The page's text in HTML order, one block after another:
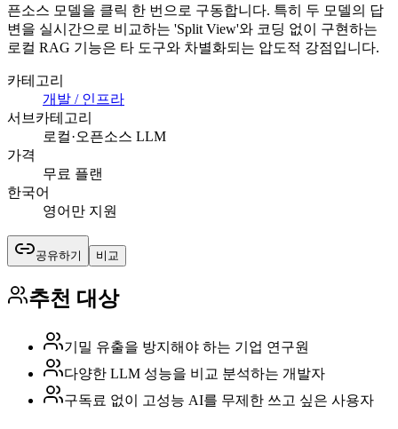
픈소스 모델을 클릭 한 번으로 구동합니다. 특히 두 모델의 답
변을 실시간으로 비교하는 'Split View'와 코딩 없이 구현하는
로컬 RAG 기능은 타 도구와 차별화되는 압도적 강점입니다.
카테고리
개발 / 인프라
서브카테고리
로컬·오픈소스 LLM
가격
무료 플랜
한국어
영어만 지원
공유하기 비교
추천 대상
기밀 유출을 방지해야 하는 기업 연구원
다양한 LLM 성능을 비교 분석하는 개발자
구독료 없이 고성능 AI를 무제한 쓰고 싶은 사용자